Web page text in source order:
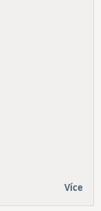
Více